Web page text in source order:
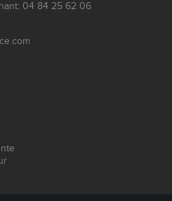
04 84 25 62 06